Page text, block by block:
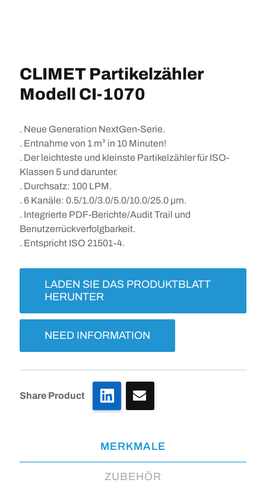
CLIMET Partikelzähler
Modell CI-1070
. Neue Generation NextGen-Serie.
. Entnahme von 1 m³ in 10 Minuten!
. Der leichteste und kleinste Partikelzähler für ISO-
Klassen 5 und darunter.
. Durchsatz: 100 LPM.
. 6 Kanäle: 0.5/1.0/3.0/5.0/10.0/25.0 µm.
. Integrierte PDF-Berichte/Audit Trail und
Benutzerrückverfolgbarkeit.
. Entspricht ISO 21501-4.
LADEN SIE DAS PRODUKTBLATT
HERUNTER
NEED INFORMATION
Share Product LinkedIn
MERKMALE
ZUBEHÖR